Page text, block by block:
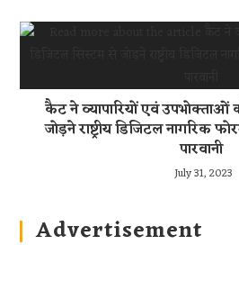
कैट ने व्यापारियों एवं
जोड़ने राष्ट्रीय डिजिटल नागरिक
पारवानी
July 31, 2023
Advertisement